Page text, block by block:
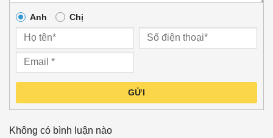
Anh Chị
GỬI
Không có bình luận nào